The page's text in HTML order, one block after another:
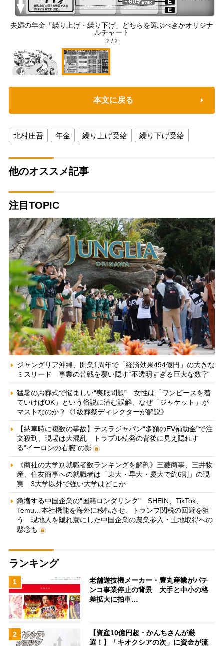
夫婦の年金「繰り上げ・繰り下げ」どちらを選ぶべきかオリジナ
ルチャート
2 /2
本文に戻る
北村庄吾 年金 繰り上げ受給 繰り下げ受給
他のオススメ記事
注目TOPIC
ジャングリア沖縄、開業1周年で「経済効果494億円」の大きな
ミスリード 事業の苦戦を覆い隠す“不透明すぎる巨大な数字”
猛暑のお葬式で悩ましい“喪服問題” 女性は「ワンピースを着
ていけばOK」という俗説に潜む誤解、なぜ「ジャケット」が
マストなのか？《1級葬祭ディレクターが解説》
【納車時に複数の事故】テスラジャパン“多額のEV補助金”で注
文殺到、現場は大混乱 トラブル続発の背後に見え隠れす
る“イーロンの右腕”の影
《商社の大学別就職者数ランキングを解剖》三菱商事、三井物
産、住友商事への就職者は「東大・早大・慶大で約6割」の現
実 3大学以外で強い大学はどこか
急増する中国企業の“国籍ロンダリング” SHEIN、TikTok、
Temu…本社機能を海外に移転させ、トランプ関税の回避を狙
う 現地人を隠れ蓑にした中国企業の農業参入・土地取得への
懸念も
ランキング
1
老舗遊技機メーカー・豊丸産業がパチ
ンコ事業停止の背景 大手と中小の格
差拡大に拍車…
2
【資産10億円超・かんちさんが厳
選！】「キオクシアの次」に資金が流